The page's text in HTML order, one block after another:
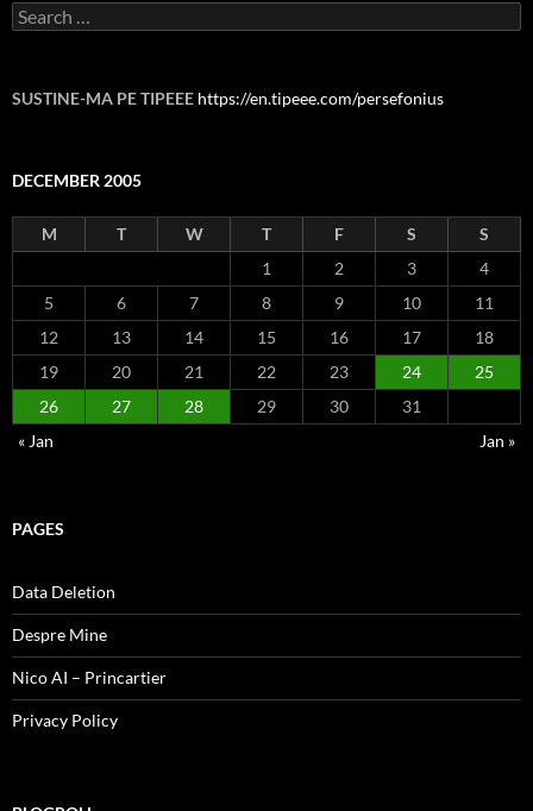
Search
for:
SUSTINE-MA PE TIPEEE https://en.tipeee.com/persefonius
DECEMBER 2005
M T W T F S
S
1
2 3
4
5
6 7 8 9 10
11
12
13 14 15 16 17
18
19
20 21 22 23 24
25
26
27 28 29 30
31
« Jan
Jan »
PAGES
Data Deletion
Despre Mine
Nico AI – Princartier
Privacy Policy